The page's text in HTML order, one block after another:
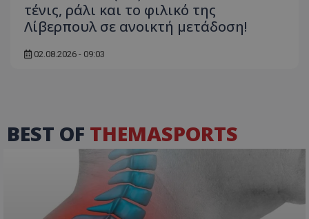
τένις, ράλι και το φιλικό της
Λίβερπουλ σε ανοικτή μετάδοση!
02.08.2026 - 09:03
BEST OF THEMASPORTS